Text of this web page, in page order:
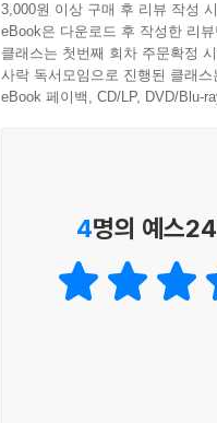
3,000원 이상 구매 후 리뷰 작성 시
eBook은 다운로드 후 작성한 리
클래스는 첫번째 회차 주문확정
사락 독서모임으로 진행된 클래
eBook 페이백, CD/LP, DVD/Blu-
4명의 예스